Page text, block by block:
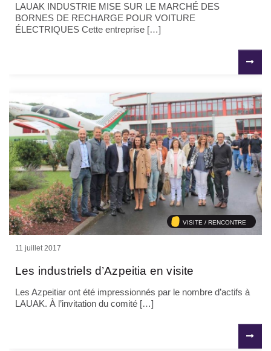
LAUAK INDUSTRIE MISE SUR LE MARCHÉ DES
BORNES DE RECHARGE POUR VOITURE
ÉLECTRIQUES Cette entreprise […]
VISITE / RENCONTRE
11 juillet 2017
Les industriels d’Azpeitia en visite
Les Azpeitiar ont été impressionnés par le nombre d’actifs à
LAUAK. À l’invitation du comité […]